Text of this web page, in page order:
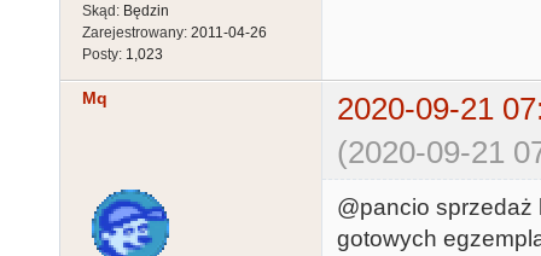
Skąd: Będzin
Zarejestrowany: 2011-04-26
Posty: 1,023
Mq
2020-09-21
(2020-09-21
@pancio sprzedaż
gotowych